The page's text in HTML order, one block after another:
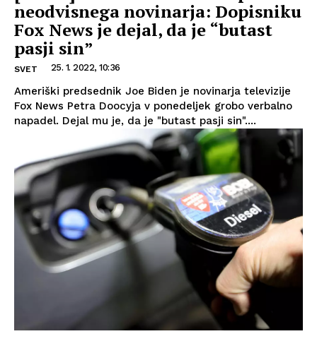
neodvisnega novinarja: Dopisniku
Fox News je dejal, da je “butast
pasji sin”
SVET 25. 1. 2022, 10:36
Ameriški predsednik Joe Biden je novinarja televizije
Fox News Petra Doocyja v ponedeljek grobo verbalno
napadel. Dejal mu je, da je "butast pasji sin"....